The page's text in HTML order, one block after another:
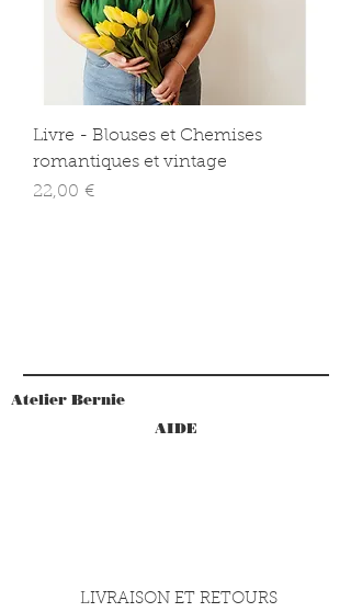
Livre - Blouses et Chemises
romantiques et vintage
Prix
22,00 €
Atelier Bernie
AIDE
LIVRAISON ET RETOURS